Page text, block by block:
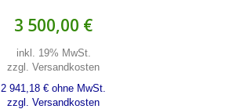
3 500,00 €
inkl. 19% MwSt.
zzgl. Versandkosten
2 941,18 € ohne MwSt.
zzgl. Versandkosten